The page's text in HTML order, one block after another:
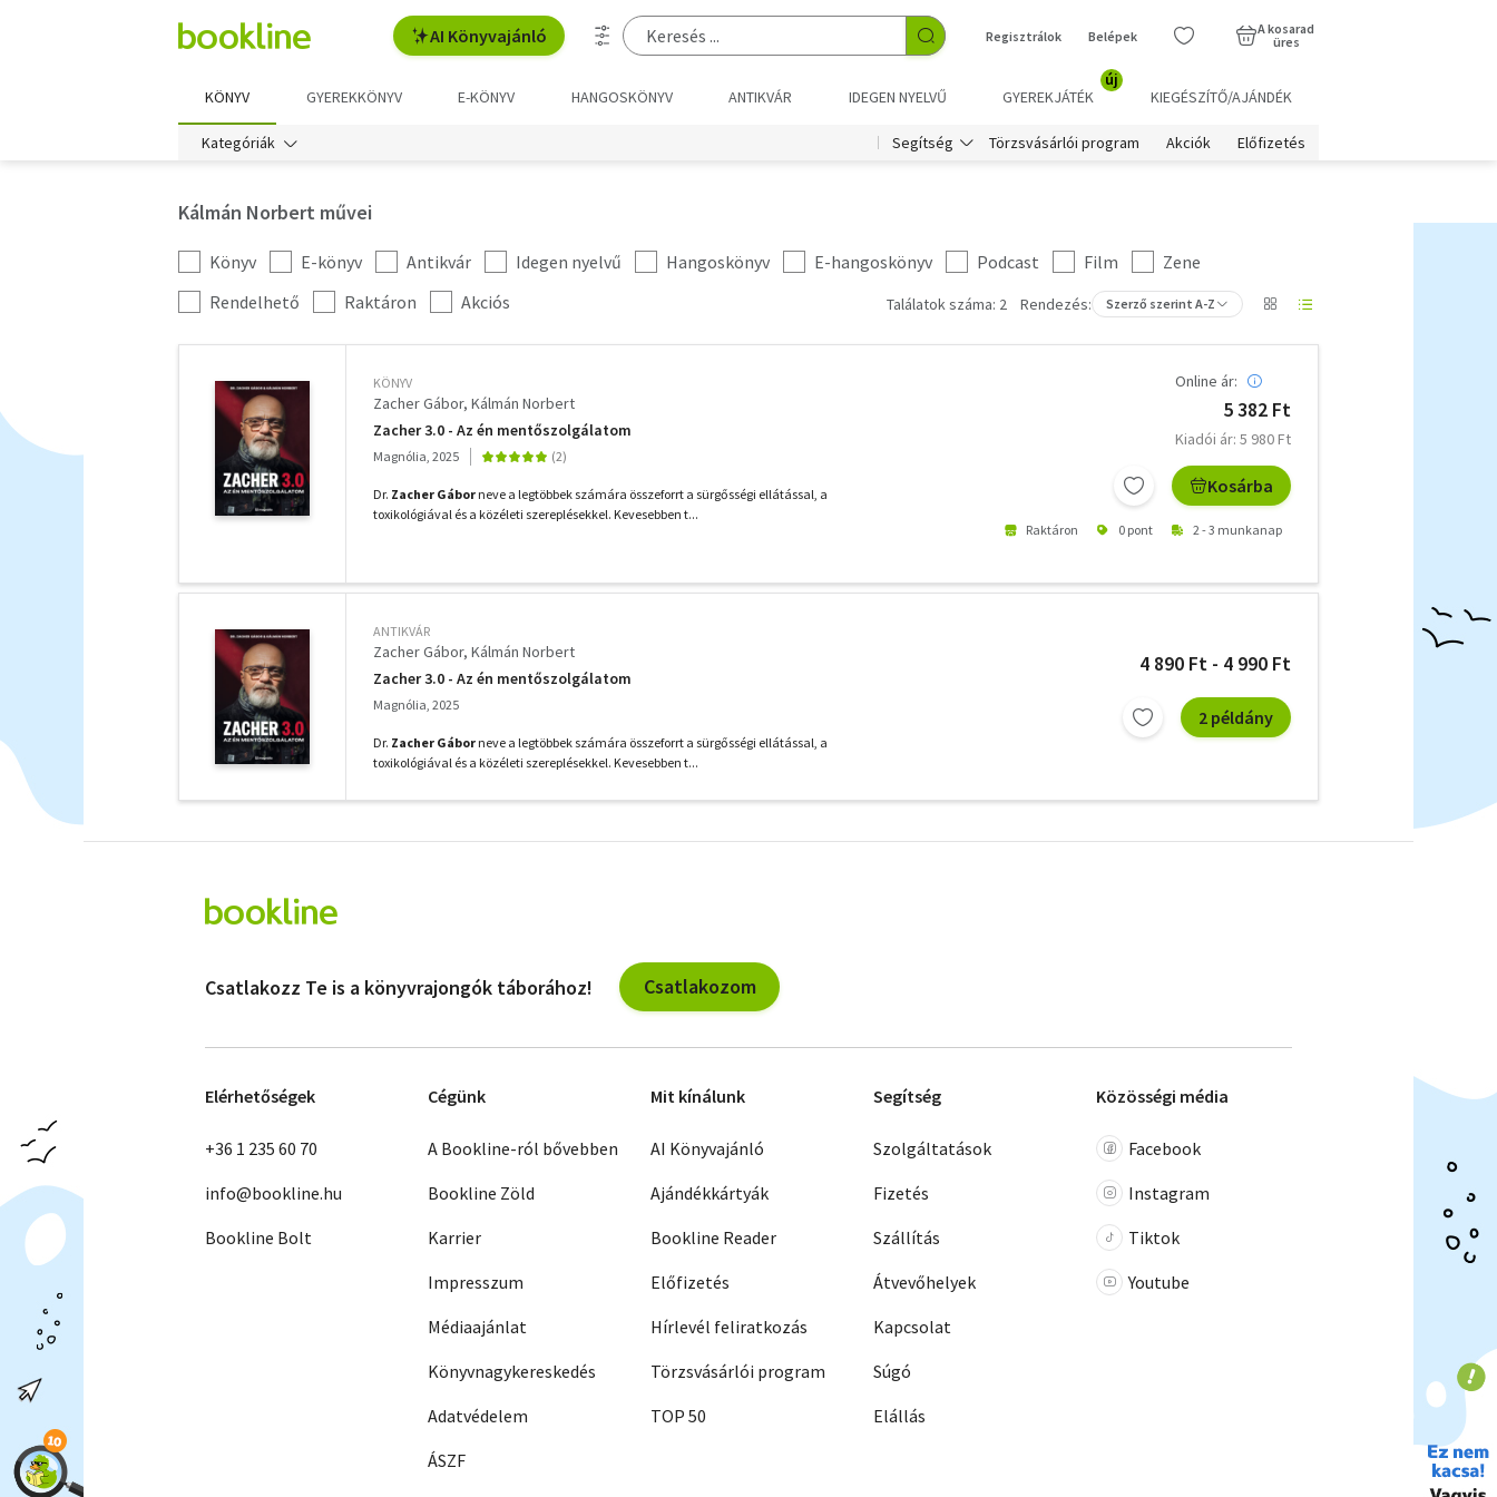
AI Könyvajánló Regisztrálok Belépek
A kosarad
üres
KÖNYV GYEREKKÖNYV E-KÖNYV HANGOSKÖNYV ANTIKVÁR IDEGEN NYELVŰ GYEREKJÁTÉK
új
KIEGÉSZÍTŐ/AJÁNDÉK
Kategóriák Segítség Törzsvásárlói program Akciók Előfizetés
Kálmán Norbert művei
Kategória
szűrés
Könyv E-könyv Antikvár Idegen nyelvű Hangoskönyv E-hangoskönyv Podcast Film
Zene
További
szűrők
Rendelhető Raktáron Akciós Találatok száma: 2 Rendezés: Szerző szerint A-Z
KÖNYV
Zacher Gábor Kálmán Norbert
Zacher 3.0 - Az én mentőszolgálatom
Magnólia, 2025
Dr. Zacher Gábor neve a legtöbbek számára összeforrt a sürgősségi ellátással, a
toxikológiával és a közéleti szereplésekkel. Kevesebben t...
Online ár:
5 382 Ft
Kiadói ár: 5 980 Ft
Kosárba
Raktáron 0 pont 2 - 3 munkanap
ANTIKVÁR
Zacher Gábor Kálmán Norbert
Zacher 3.0 - Az én mentőszolgálatom
Magnólia, 2025
Dr. Zacher Gábor neve a legtöbbek számára összeforrt a sürgősségi ellátással, a
toxikológiával és a közéleti szereplésekkel. Kevesebben t...
4 890 Ft - 4 990 Ft
2 példány
szűrők
Csatlakozz Te is a könyvrajongók táborához! Csatlakozom
Elérhetőségek
+36 1 235 60 70
info@bookline.hu
Bookline Bolt
Cégünk
A Bookline-ról bővebben
Bookline Zöld
Karrier
Impresszum
Médiaajánlat
Könyvnagykereskedés
Adatvédelem
ÁSZF
Mit kínálunk
AI Könyvajánló
Ajándékkártyák
Bookline Reader
Előfizetés
Hírlevél feliratkozás
Törzsvásárlói program
TOP 50
Segítség
Szolgáltatások
Fizetés
Szállítás
Átvevőhelyek
Kapcsolat
Súgó
Elállás
Közösségi média
Facebook
Instagram
Tiktok
Youtube